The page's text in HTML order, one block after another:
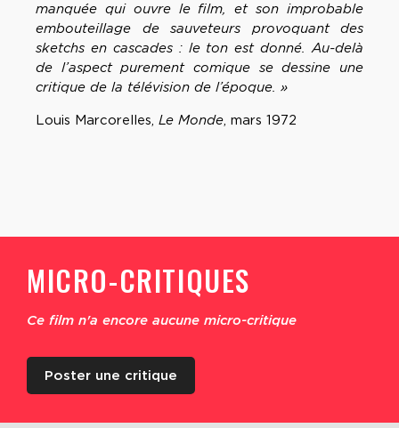
manquée qui ouvre le film, et son improbable
embouteillage de sauveteurs provoquant des
sketchs en cascades : le ton est donné. Au-delà
de l’aspect purement comique se dessine une
critique de la télévision de l’époque. »
Louis Marcorelles, Le Monde, mars 1972
MICRO-CRITIQUES
Ce film n'a encore aucune micro-critique
Poster une critique